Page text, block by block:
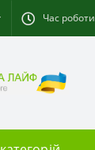
Час роботи